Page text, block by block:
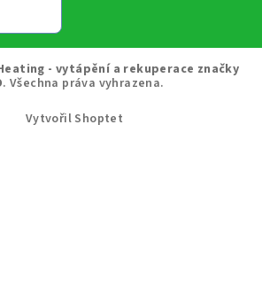
- vytápění a rekuperace značky
. Všechna práva vyhrazena.
Vytvořil Shoptet